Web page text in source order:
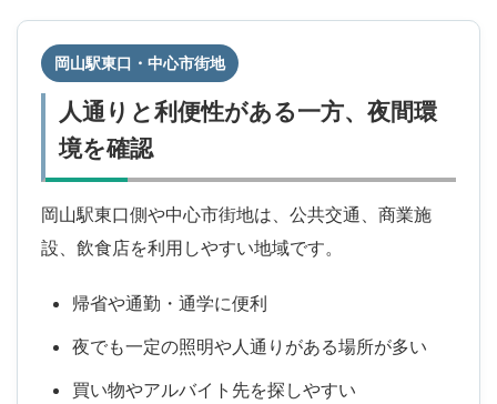
岡山駅東口・中心市街地
人通りと利便性がある一方、夜間環
境を確認
岡山駅東口側や中心市街地は、公共交通、商業施
設、飲食店を利用しやすい地域です。
帰省や通勤・通学に便利
夜でも一定の照明や人通りがある場所が多い
買い物やアルバイト先を探しやすい